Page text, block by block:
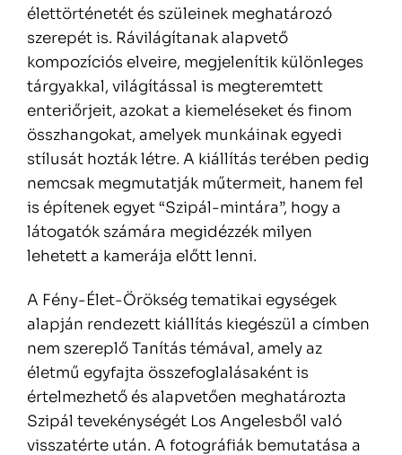
élettörténetét és szüleinek meghatározó
szerepét is. Rávilágítanak alapvető
kompozíciós elveire, megjelenítik különleges
tárgyakkal, világítással is megteremtett
enteriőrjeit, azokat a kiemeléseket és finom
összhangokat, amelyek munkáinak egyedi
stílusát hozták létre. A kiállítás terében pedig
nemcsak megmutatják műtermeit, hanem fel
is építenek egyet “Szipál-mintára”, hogy a
látogatók számára megidézzék milyen
lehetett a kamerája előtt lenni.
A Fény-Élet-Örökség tematikai egységek
alapján rendezett kiállítás kiegészül a címben
nem szereplő Tanítás témával, amely az
életmű egyfajta összefoglalásaként is
értelmezhető és alapvetően meghatározta
Szipál tevekénységét Los Angelesből való
visszatérte után. A fotográfiák bemutatása a